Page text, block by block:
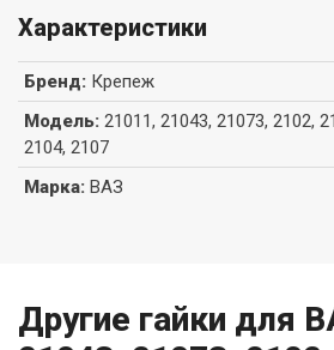
Характеристики
Бренд: Крепеж
Модель: 21011, 21043, 21073, 2102,
2104, 2107
Марка: ВАЗ
Другие гайки для